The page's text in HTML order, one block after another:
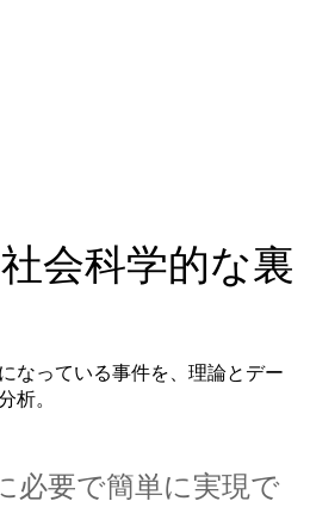
会科学的な裏
なっている事件を、理論とデー
析。
必要で簡単に実現で